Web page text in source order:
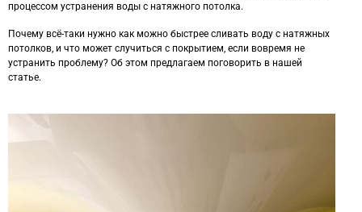
процессом устранения воды с натяжного потолка.
Почему всё-таки нужно как можно быстрее сливать воду с натяжных
потолков, и что может случиться с покрытием, если вовремя не
устранить проблему? Об этом предлагаем поговорить в нашей
статье.